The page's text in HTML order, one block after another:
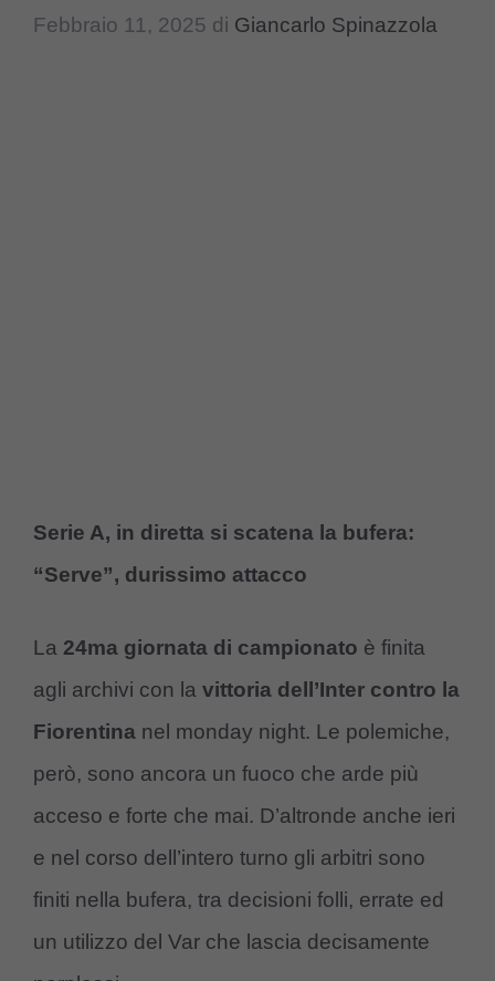
Febbraio 11, 2025 di Giancarlo Spinazzola
Serie A, in diretta si scatena la bufera:
“Serve”, durissimo attacco
La 24ma giornata di campionato è finita
agli archivi con la vittoria dell’Inter contro la
Fiorentina nel monday night. Le polemiche,
però, sono ancora un fuoco che arde più
acceso e forte che mai. D’altronde anche ieri
e nel corso dell’intero turno gli arbitri sono
finiti nella bufera, tra decisioni folli, errate ed
un utilizzo del Var che lascia decisamente